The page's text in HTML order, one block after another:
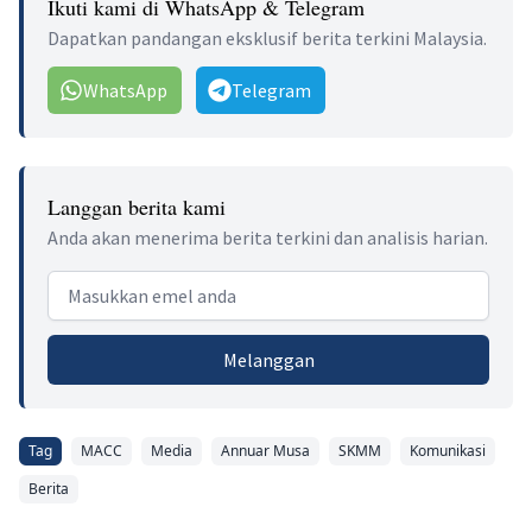
Ikuti kami di WhatsApp & Telegram
Dapatkan pandangan eksklusif berita terkini Malaysia.
WhatsApp Telegram
Langgan berita kami
Anda akan menerima berita terkini dan analisis harian.
Email address
Melanggan
Tag MACC Media Annuar Musa SKMM
Komunikasi
Berita